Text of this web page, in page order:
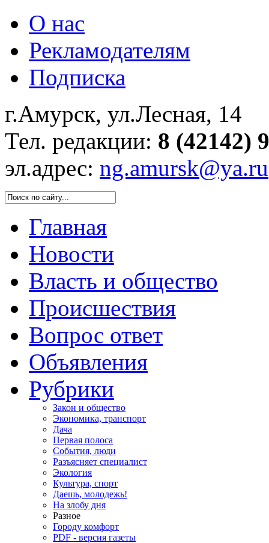
О нас
Рекламодателям
Подписка
г.Амурск, ул.Лесная, 14
Тел. редакции: 8 (42142)
эл.адрес: ng.amursk@ya.ru
Главная
Новости
Власть и общество
Происшествия
Вопрос ответ
Объявления
Рубрики
Закон и общество
Экономика, транспорт
Дача
Первая полоса
События, люди
Разъясняет специалист
Экология
Культура, спорт
Даешь, молодежь!
На злобу дня
Разное
Городу комфорт
PDF - версия газеты